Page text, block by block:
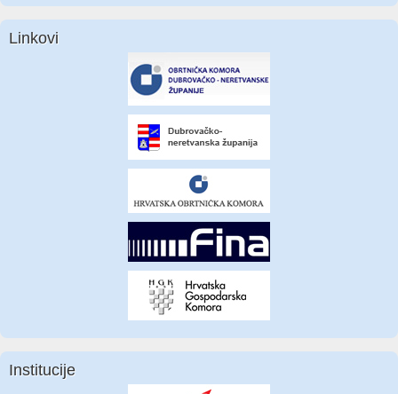
Linkovi
Institucije